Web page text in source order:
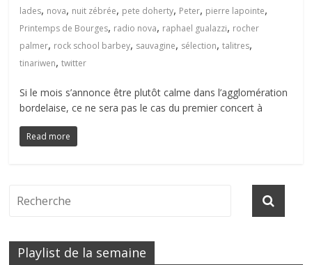
lades, nova, nuit zébrée, pete doherty, Peter, pierre lapointe,
Printemps de Bourges, radio nova, raphael gualazzi, rocher
palmer, rock school barbey, sauvagine, sélection,talitres,
tinariwen,twitter
Si le mois s’annonce être plutôt calme dans l’agglomération
bordelaise, ce ne sera pas le cas du premier concert à
Read more
Playlist de la semaine